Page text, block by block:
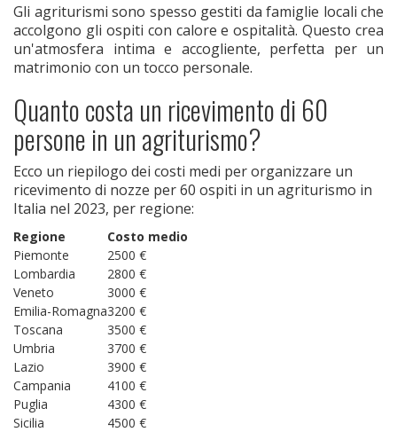
Gli agriturismi sono spesso gestiti da famiglie locali che
accolgono gli ospiti con calore e ospitalità. Questo crea
un'atmosfera intima e accogliente, perfetta per un
matrimonio con un tocco personale.
Quanto costa un ricevimento di 60
persone in un agriturismo?
Ecco un riepilogo dei costi medi per organizzare un
ricevimento di nozze per 60 ospiti in un agriturismo in
Italia nel 2023, per regione:
Regione
Costo medio
Piemonte
2500 €
Lombardia
2800 €
Veneto
3000 €
Emilia-Romagna3200 €
Toscana
3500 €
Umbria
3700 €
Lazio
3900 €
Campania
4100 €
Puglia
4300 €
Sicilia
4500 €